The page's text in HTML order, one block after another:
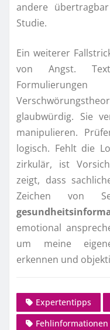
andere
Studie.
Ein weiterer
von Angst.
glaubwürdig. Sie
manipulieren.
logisch. Fehlt die
zirkulär, ist
zeigt, dass
Zeichen von
emotional
um meine
erkennen und
Expertentipps
Fehlinformationen